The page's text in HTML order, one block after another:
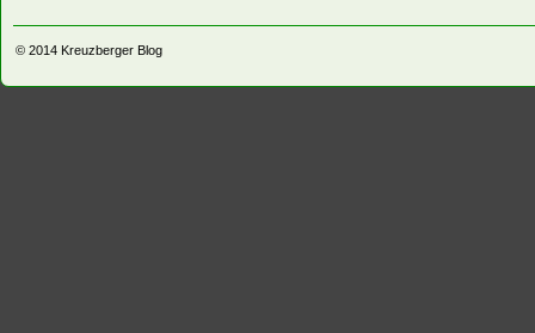
© 2014 Kreuzberger Blog